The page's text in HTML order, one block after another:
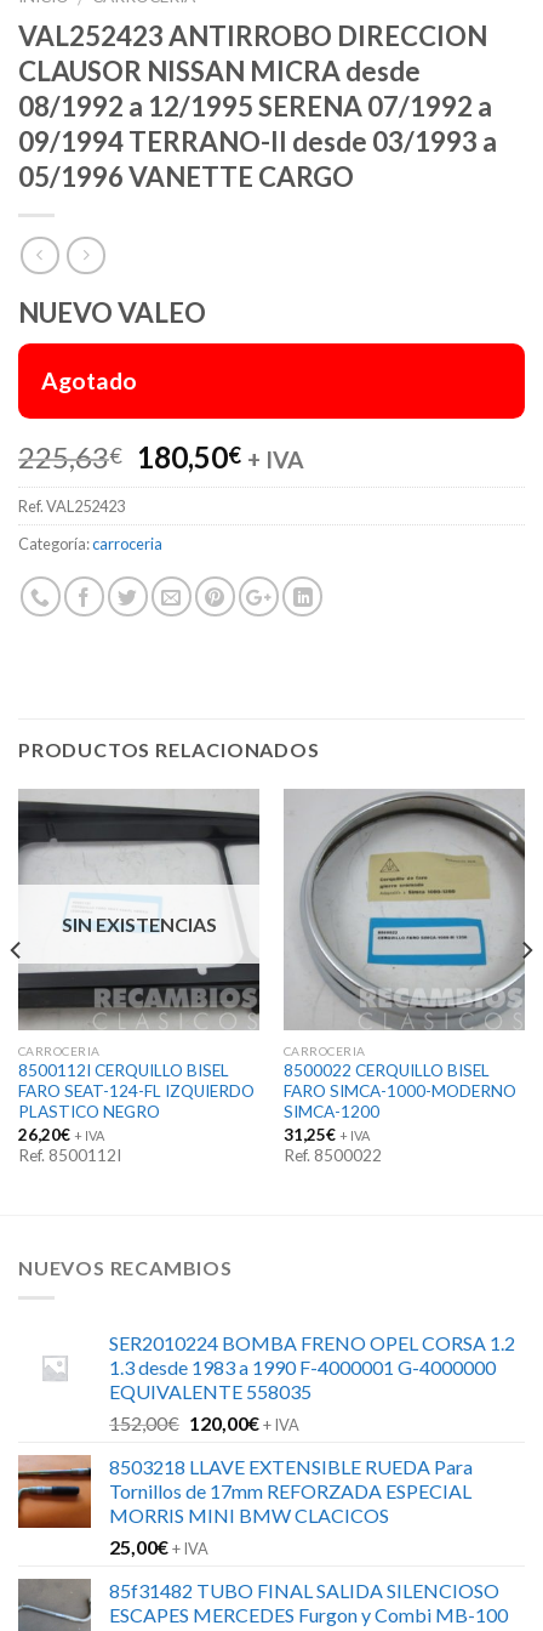
VAL252423 ANTIRROBO DIRECCION
CLAUSOR NISSAN MICRA desde
08/1992 a 12/1995 SERENA 07/1992 a
09/1994 TERRANO-II desde 03/1993 a
05/1996 VANETTE CARGO
NUEVO VALEO
Agotado
225,63€
El
precio
era:
225,63€.
180,50€El
precio
180,50€.
+ IVA
Ref.VAL252423
Categoría:carroceria
PRODUCTOS RELACIONADOS
SIN EXISTENCIAS
CARROCERIA
8500112I CERQUILLO BISEL
FARO SEAT-124-FL IZQUIERDO
PLASTICO NEGRO
26,20€ + IVA
Ref. 8500112I
CARROCERIA
8500022 CERQUILLO BISEL
FARO SIMCA-1000-MODERNO
SIMCA-1200
31,25€ + IVA
Ref. 8500022
NUEVOS RECAMBIOS
SER2010224 BOMBA FRENO OPEL CORSA 1.2
1.3 desde 1983 a 1990 F-4000001 G-4000000
EQUIVALENTE 558035
152,00€ El
original
era:
152,00€.
120,00€El
actual
es:
120,00€.
+ IVA
8503218 LLAVE EXTENSIBLE RUEDA Para
Tornillos de 17mm REFORZADA ESPECIAL
MORRIS MINI BMW CLACICOS
25,00€+ IVA
85f31482 TUBO FINAL SALIDA SILENCIOSO
ESCAPES MERCEDES Furgon y Combi MB-100